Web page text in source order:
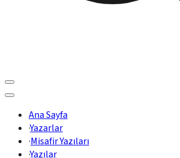
Ana Sayfa
·Yazarlar
·Misafir Yazıları
·Yazılar